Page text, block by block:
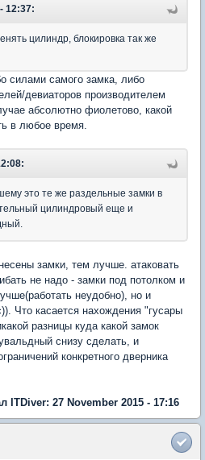
12:37:
цилиндр, блокировка так же
силами самого замка, либо
девиаторов производителем
абсолютно фиолетово, какой
в любое время.
это те же раздельные замки в
цилиндровый еще и
замки, тем лучше. атаковать
не надо - замки под потолком и
неудобно), но и
Что касается нахождения "гусары
разницы куда какой замок
снизу сделать, и
конкретного дверника
ITDiver: 27 November 2015 - 17:16